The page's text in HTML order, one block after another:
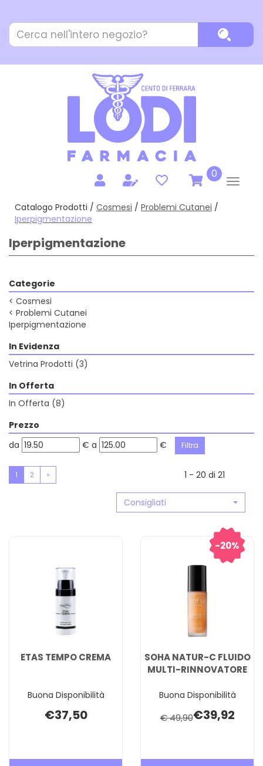
contenuto
principale
Cerca
Prodotto
0prodotti
inseriti
Catalogo Prodotti / Cosmesi / Problemi Cutanei /
Iperpigmentazione
Iperpigmentazione
Categorie
< Cosmesi
< Problemi Cutanei
Iperpigmentazione
In Evidenza
Vetrina Prodotti (3)
In Offerta
In Offerta (8)
Prezzo
filtra
da € filtra
a €
1 2 » 1 - 20 di 21
Consigliati
ETAS TEMPO CREMA
Buona Disponibilità
€37,50
SOHA NATUR-C FLUIDO
MULTI-RINNOVATORE
Buona Disponibilità
20%
€ 49,90€39,92